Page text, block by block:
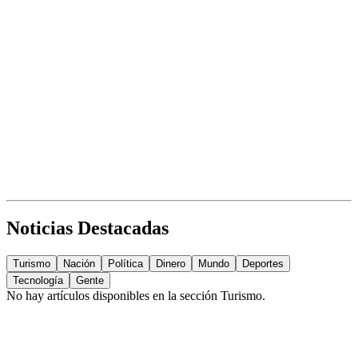
Noticias Destacadas
Turismo Nación Política Dinero Mundo
Deportes
Tecnología
Gente
No hay artículos disponibles en la sección Turismo.